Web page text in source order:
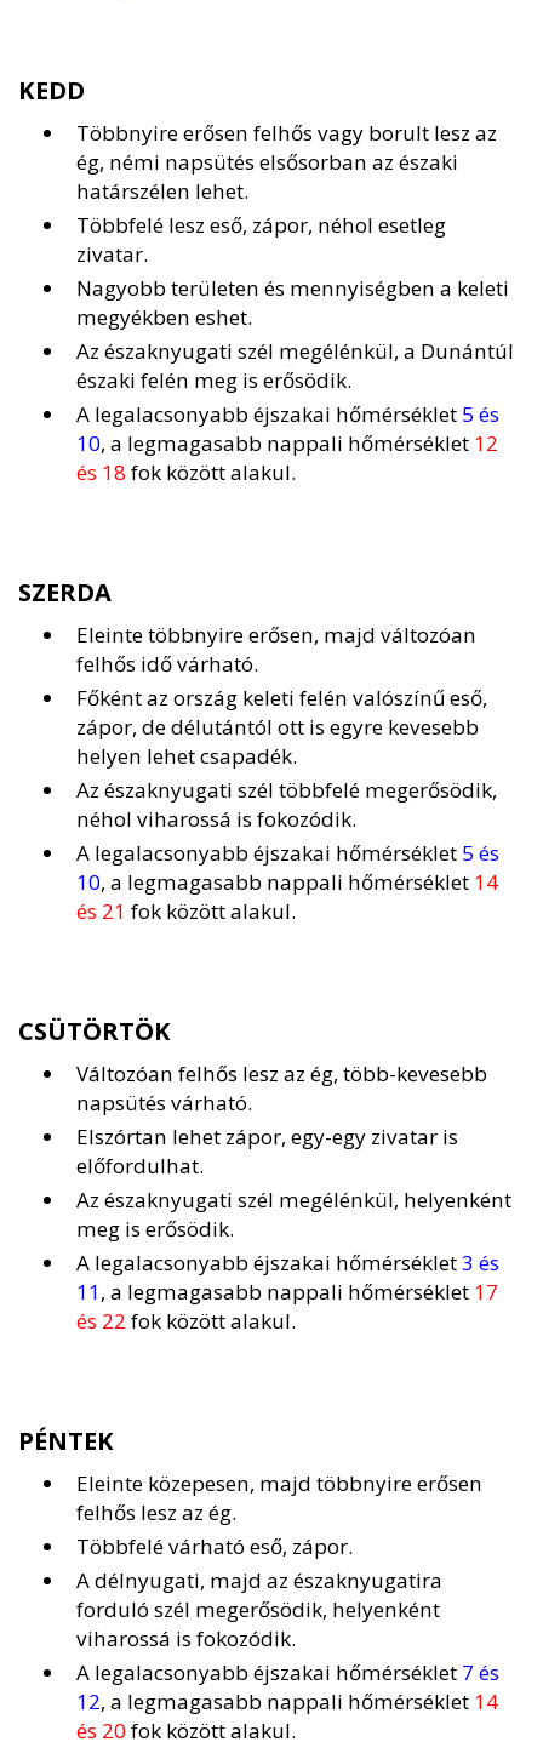
KEDD
Többnyire erősen felhős vagy borult lesz az
ég, némi napsütés elsősorban az északi
határszélen lehet.
Többfelé lesz eső, zápor, néhol esetleg
zivatar.
Nagyobb területen és mennyiségben a keleti
megyékben eshet.
Az északnyugati szél megélénkül, a Dunántúl
északi felén meg is erősödik.
A legalacsonyabb éjszakai hőmérséklet 5 és
10, a legmagasabb nappali hőmérséklet 12
és 18 fok között alakul.
SZERDA
Eleinte többnyire erősen, majd változóan
felhős idő várható.
Főként az ország keleti felén valószínű eső,
zápor, de délutántól ott is egyre kevesebb
helyen lehet csapadék.
Az északnyugati szél többfelé megerősödik,
néhol viharossá is fokozódik.
A legalacsonyabb éjszakai hőmérséklet 5 és
10, a legmagasabb nappali hőmérséklet 14
és 21 fok között alakul.
CSÜTÖRTÖK
Változóan felhős lesz az ég, több-kevesebb
napsütés várható.
Elszórtan lehet zápor, egy-egy zivatar is
előfordulhat.
Az északnyugati szél megélénkül, helyenként
meg is erősödik.
A legalacsonyabb éjszakai hőmérséklet3 és
11, a legmagasabb nappali hőmérséklet 17
és 22 fok között alakul.
PÉNTEK
Eleinte közepesen, majd többnyire erősen
felhős lesz az ég.
Többfelé várható eső, zápor.
A délnyugati, majd az északnyugatira
forduló szél megerősödik, helyenként
viharossá is fokozódik.
A legalacsonyabb éjszakai hőmérséklet 7 és
12, a legmagasabb nappali hőmérséklet 14
és 20fok között alakul.